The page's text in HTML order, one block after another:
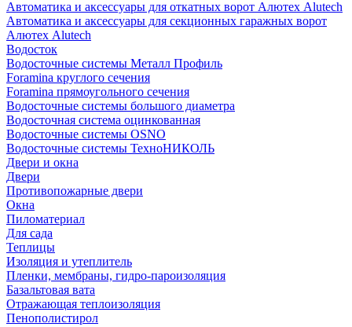
Автоматика и аксессуары для откатных ворот Алютех Alutech
Автоматика и аксессуары для секционных гаражных ворот
Алютех Alutech
Водосток
Водосточные системы Металл Профиль
Foramina круглого сечения
Foramina прямоугольного сечения
Водосточные системы большого диаметра
Водосточная система оцинкованная
Водосточные системы OSNO
Водосточные системы ТехноНИКОЛЬ
Двери и окна
Двери
Противопожарные двери
Окна
Пиломатериал
Для сада
Теплицы
Изоляция и утеплитель
Пленки, мембраны, гидро-пароизоляция
Базальтовая вата
Отражающая теплоизоляция
Пенополистирол